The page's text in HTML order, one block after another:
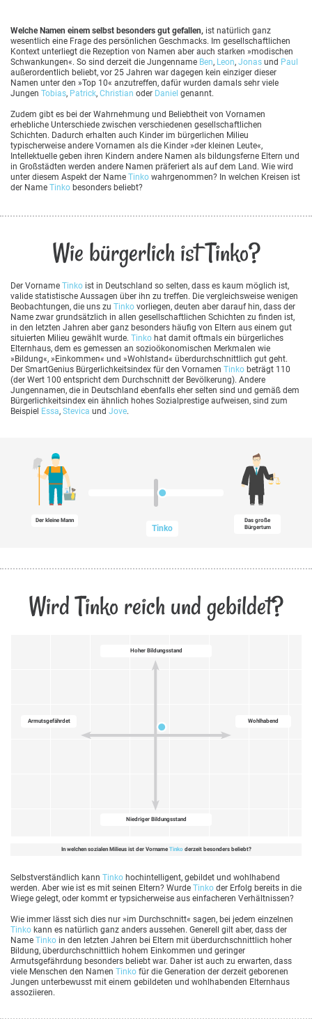
Welche Namen einem selbst besonders gut gefallen, ist natürlich ganz
wesentlich eine Frage des persönlichen Geschmacks. Im gesellschaftlichen
Kontext unterliegt die Rezeption von Namen aber auch starken »modischen
Schwankungen«. So sind derzeit die Jungenname Ben, Leon, Jonas und Paul
außerordentlich beliebt, vor 25 Jahren war dagegen kein einziger dieser
Namen unter den »Top 10« anzutreffen, dafür wurden damals sehr viele
Jungen Tobias, Patrick, Christian oder Daniel genannt.
Zudem gibt es bei der Wahrnehmung und Beliebtheit von Vornamen
erhebliche Unterschiede zwischen verschiedenen gesellschaftlichen
Schichten. Dadurch erhalten auch Kinder im bürgerlichen Milieu
typischerweise andere Vornamen als die Kinder »der kleinen Leute«,
Intellektuelle geben ihren Kindern andere Namen als bildungsferne Eltern und
in Großstädten werden andere Namen präferiert als auf dem Land. Wie wird
unter diesem Aspekt der Name Tinko wahrgenommen? In welchen Kreisen ist
der Name Tinko besonders beliebt?
Wie bürgerlich ist Tinko?
Der Vorname Tinko ist in Deutschland so selten, dass es kaum möglich ist,
valide statistische Aussagen über ihn zu treffen. Die vergleichsweise wenigen
Beobachtungen, die uns zu Tinko vorliegen, deuten aber darauf hin, dass der
Name zwar grundsätzlich in allen gesellschaftlichen Schichten zu finden ist,
in den letzten Jahren aber ganz besonders häufig von Eltern aus einem gut
situierten Milieu gewählt wurde. Tinko hat damit oftmals ein bürgerliches
Elternhaus, dem es gemessen an sozioökonomischen Merkmalen wie
»Bildung«, »Einkommen« und »Wohlstand« überdurchschnittlich gut geht.
Der SmartGenius Bürgerlichkeitsindex für den Vornamen Tinko beträgt 110
(der Wert 100 entspricht dem Durchschnitt der Bevölkerung). Andere
Jungennamen, die in Deutschland ebenfalls eher selten sind und gemäß dem
Bürgerlichkeitsindex ein ähnlich hohes Sozialprestige aufweisen, sind zum
Beispiel Essa, Stevica und Jove.
Der kleine Mann
Tinko
Das große
Bürgertum
Wird Tinko reich und gebildet?
Hoher Bildungsstand
Wohlhabend
Niedriger Bildungsstand
Armutsgefährdet
In welchen sozialen Milieus ist der Vorname Tinkoderzeit besonders beliebt?
Selbstverständlich kann Tinko hochintelligent, gebildet und wohlhabend
werden. Aber wie ist es mit seinen Eltern? Wurde Tinko der Erfolg bereits in die
Wiege gelegt, oder kommt er typsicherweise aus einfacheren Verhältnissen?
Wie immer lässt sich dies nur »im Durchschnitt« sagen, bei jedem einzelnen
Tinko kann es natürlich ganz anders aussehen. Generell gilt aber, dass der
Name Tinko in den letzten Jahren bei Eltern mit überdurchschnittlich hoher
Bildung, überdurchschnittlich hohem Einkommen und geringer
Armutsgefährdung besonders beliebt war. Daher ist auch zu erwarten, dass
viele Menschen den Namen Tinko für die Generation der derzeit geborenen
Jungen unterbewusst mit einem gebildeten und wohlhabenden Elternhaus
assoziieren.